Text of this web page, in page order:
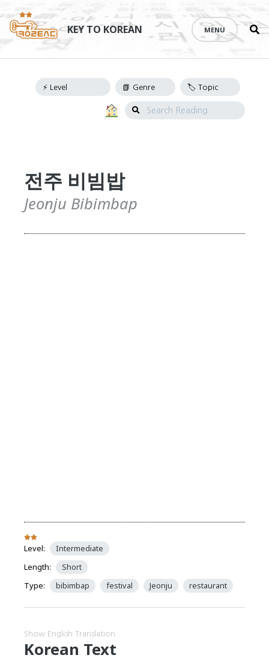
content
KEY TO KOREAN MENU
Search
Reading
전주 비빔밥
Jeonju Bibimbap
Level:
Intermediate
Length:
Short
Type:
bibimbap festival Jeonju restaurant
Korean Text
Show English Translation